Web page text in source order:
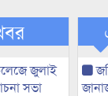
জুলাই
সভা